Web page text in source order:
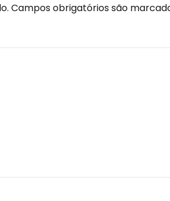
Campos obrigatórios são